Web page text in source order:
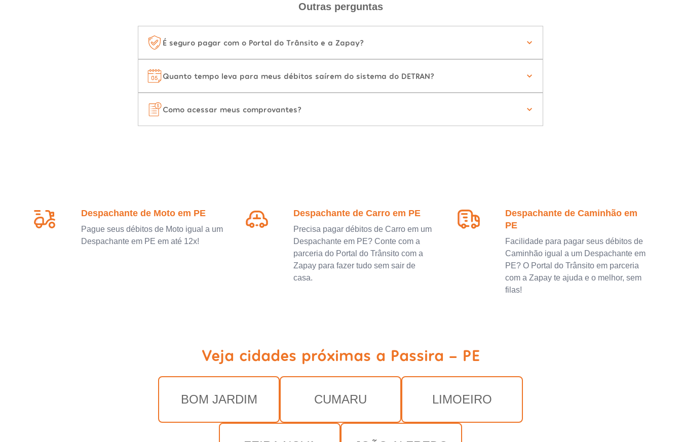
Outras perguntas
É seguro pagar com o Portal do Trânsito e a Zapay?
Quanto tempo leva para meus débitos saírem do sistema do DETRAN?
Como acessar meus comprovantes?
Despachante de Moto em PE
Pague seus débitos de Moto igual a um
Despachante em PE em até 12x!
Despachante de Carro em PE
Precisa pagar débitos de Carro em um
Despachante em PE? Conte com a
parceria do Portal do Trânsito com a
Zapay para fazer tudo sem sair de
casa.
Despachante de Caminhão em
PE
Facilidade para pagar seus débitos de
Caminhão igual a um Despachante em
PE? O Portal do Trânsito em parceria
com a Zapay te ajuda e o melhor, sem
filas!
Veja cidades próximas a Passira - PE
BOM JARDIM CUMARU LIMOEIRO